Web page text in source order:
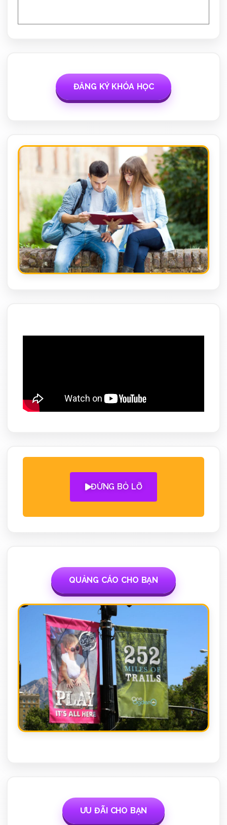
ĐĂNG KÝ KHÓA HỌC
ĐỪNG BỎ LỠ
QUẢNG CÁO CHO BẠN
ƯU ĐÃI CHO BẠN